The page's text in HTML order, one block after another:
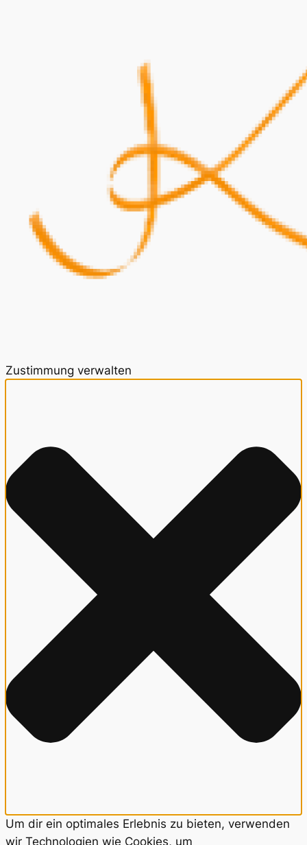
Zustimmung verwalten
Um dir ein optimales Erlebnis zu bieten, verwenden
wir Technologien wie Cookies, um